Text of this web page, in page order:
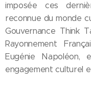
imposée ces
reconnue du monde
Gouvernance Think
Rayonnement
Eugénie Napoléon,
engagement culturel